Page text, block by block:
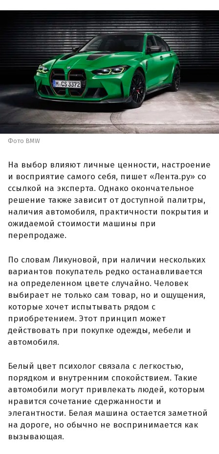
Фото BMW
На выбор влияют личные ценности, настроение
и восприятие самого себя, пишет «Лента.ру» со
ссылкой на эксперта. Однако окончательное
решение также зависит от доступной палитры,
наличия автомобиля, практичности покрытия и
ожидаемой стоимости машины при
перепродаже.
По словам Ликуновой, при наличии нескольких
вариантов покупатель редко останавливается
на определенном цвете случайно. Человек
выбирает не только сам товар, но и ощущения,
которые хочет испытывать рядом с
приобретением. Этот принцип может
действовать при покупке одежды, мебели и
автомобиля.
Белый цвет психолог связала с легкостью,
порядком и внутренним спокойствием. Такие
автомобили могут привлекать людей, которым
нравится сочетание сдержанности и
элегантности. Белая машина остается заметной
на дороге, но обычно не воспринимается как
вызывающая.